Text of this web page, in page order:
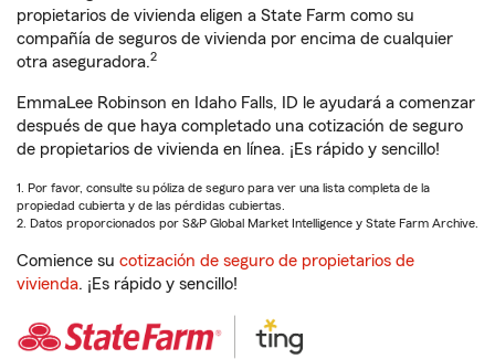
propietarios de vivienda eligen a State Farm como su
compañía de seguros de vivienda por encima de cualquier
otra aseguradora.2
EmmaLee Robinson en Idaho Falls, ID le ayudará a comenzar
después de que haya completado una cotización de seguro
de propietarios de vivienda en línea. ¡Es rápido y sencillo!
1. Por favor, consulte su póliza de seguro para ver una lista completa de la
propiedad cubierta y de las pérdidas cubiertas.
2. Datos proporcionados por S&P Global Market Intelligence y State Farm Archive.
Comience su cotización de seguro de propietarios de
vivienda. ¡Es rápido y sencillo!